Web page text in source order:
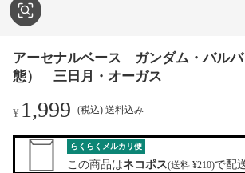
アーセナルベース ガンダム・バル
態） 三日月・オーガス
¥ 1,999 (税込) 送料込み
らくらくメルカリ便
この商品はネコポス(送料 ¥210)で配